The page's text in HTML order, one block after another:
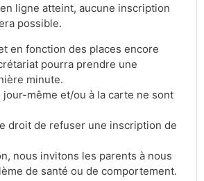
ligne atteint, aucune inscription
possible.
en fonction des places encore
pourra prendre une
minute.
même et/ou à la carte ne sont
droit de refuser une inscription de
nous invitons les parents à nous
de santé ou de comportement.